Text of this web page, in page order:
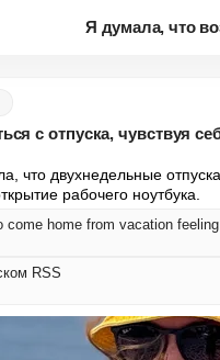
с отпуска, чувствуя
что двухнедельные
рабочего ноутбука.
come home from vacation
RSS